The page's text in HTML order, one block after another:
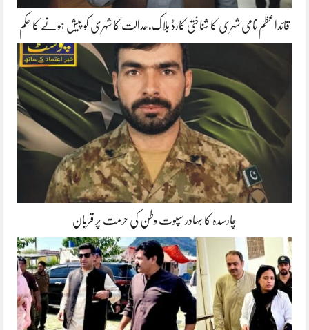
قائداعظم نامی شہری کا شناختی کارڈ بلاک،عدالت کا شہری کو پیش ہونے کا حکم
چارسدہ کا بہادر سپوت وطن کی حرمت پر قربان